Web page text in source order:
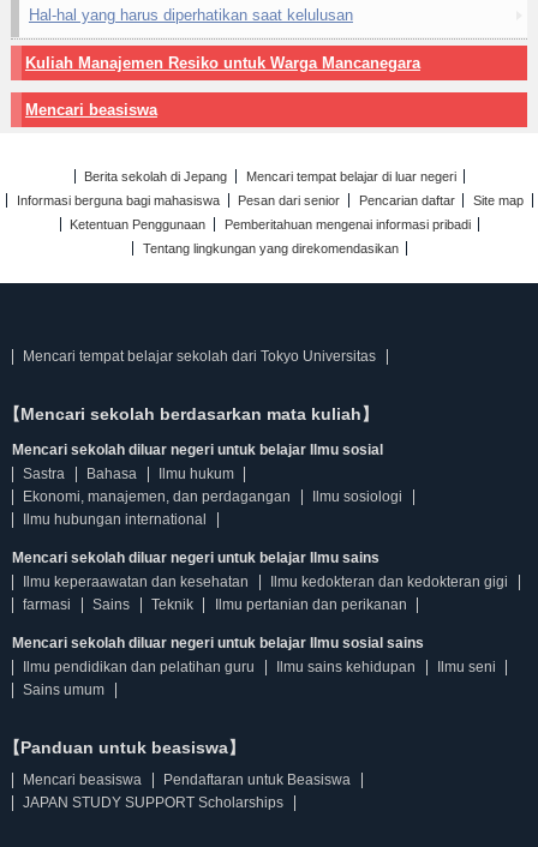
Hal-hal yang harus diperhatikan saat kelulusan
Kuliah Manajemen Resiko untuk Warga Mancanegara
Mencari beasiswa
Berita sekolah di Jepang
Mencari tempat belajar di luar negeri
Informasi berguna bagi mahasiswa
Pesan dari senior Pencarian daftar
Site map
Ketentuan Penggunaan
Pemberitahuan mengenai informasi pribadi
Tentang lingkungan yang direkomendasikan
Mencari tempat belajar sekolah dari Tokyo Universitas
【Mencari sekolah berdasarkan mata kuliah】
Mencari sekolah diluar negeri untuk belajar Ilmu sosial
Sastra
Bahasa
Ilmu hukum
Ekonomi, manajemen, dan perdagangan
Ilmu sosiologi
Ilmu hubungan international
Mencari sekolah diluar negeri untuk belajar Ilmu sains
Ilmu keperaawatan dan kesehatan
Ilmu kedokteran dan kedokteran gigi
farmasi
Sains Teknik Ilmu pertanian dan perikanan
Mencari sekolah diluar negeri untuk belajar Ilmu sosial sains
Ilmu pendidikan dan pelatihan guru
Ilmu sains kehidupan
Ilmu seni
Sains umum
【Panduan untuk beasiswa】
Mencari beasiswa
Pendaftaran untuk Beasiswa
JAPAN STUDY SUPPORT Scholarships